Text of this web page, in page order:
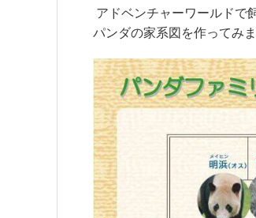
アドベンチャーワールドで
パンダの家系図を作ってみま